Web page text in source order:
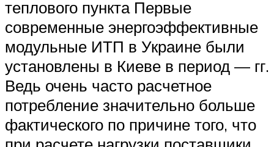
теплового пункта Первые
современные энергоэффективные
модульные ИТП в Украине были
установлены в Киеве в период — гг.
Ведь очень часто расчетное
потребление значительно больше
фактического по причине того, что